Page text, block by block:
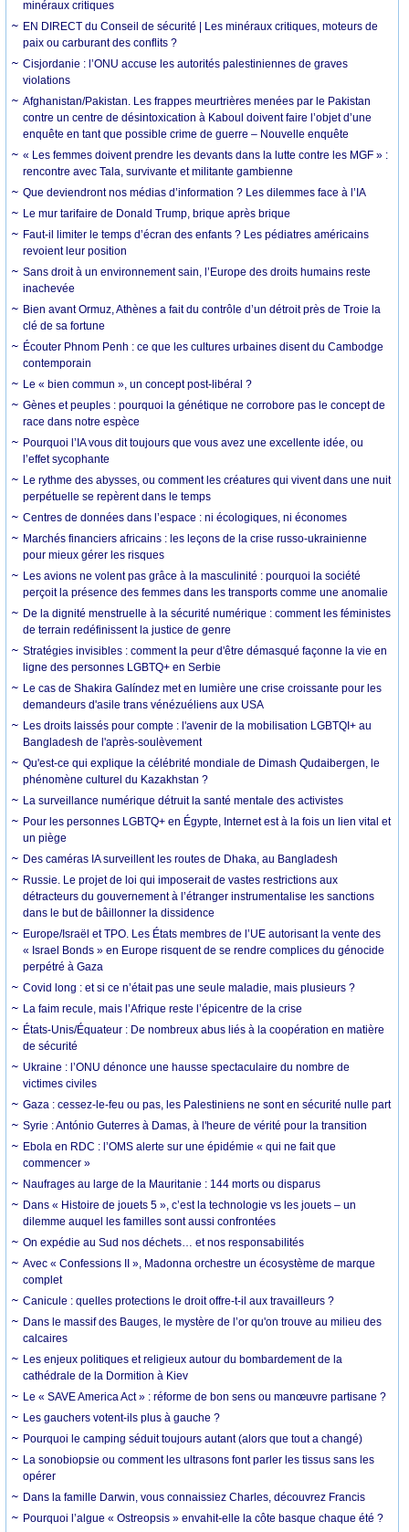
minéraux critiques
EN DIRECT du Conseil de sécurité | Les minéraux critiques, moteurs de
paix ou carburant des conflits ?
Cisjordanie : l’ONU accuse les autorités palestiniennes de graves
violations
Afghanistan/Pakistan. Les frappes meurtrières menées par le Pakistan
contre un centre de désintoxication à Kaboul doivent faire l’objet d’une
enquête en tant que possible crime de guerre – Nouvelle enquête
« Les femmes doivent prendre les devants dans la lutte contre les MGF » :
rencontre avec Tala, survivante et militante gambienne
Que deviendront nos médias d’information ? Les dilemmes face à l’IA
Le mur tarifaire de Donald Trump, brique après brique
Faut-il limiter le temps d’écran des enfants ? Les pédiatres américains
revoient leur position
Sans droit à un environnement sain, l’Europe des droits humains reste
inachevée
Bien avant Ormuz, Athènes a fait du contrôle d’un détroit près de Troie la
clé de sa fortune
Écouter Phnom Penh : ce que les cultures urbaines disent du Cambodge
contemporain
Le « bien commun », un concept post-libéral ?
Gènes et peuples : pourquoi la génétique ne corrobore pas le concept de
race dans notre espèce
Pourquoi l’IA vous dit toujours que vous avez une excellente idée, ou
l’effet sycophante
Le rythme des abysses, ou comment les créatures qui vivent dans une nuit
perpétuelle se repèrent dans le temps
Centres de données dans l’espace : ni écologiques, ni économes
Marchés financiers africains : les leçons de la crise russo-ukrainienne
pour mieux gérer les risques
Les avions ne volent pas grâce à la masculinité : pourquoi la société
perçoit la présence des femmes dans les transports comme une anomalie
De la dignité menstruelle à la sécurité numérique : comment les féministes
de terrain redéfinissent la justice de genre
Stratégies invisibles : comment la peur d'être démasqué façonne la vie en
ligne des personnes LGBTQ+ en Serbie
Le cas de Shakira Galíndez met en lumière une crise croissante pour les
demandeurs d'asile trans vénézuéliens aux USA
Les droits laissés pour compte : l'avenir de la mobilisation LGBTQI+ au
Bangladesh de l'après-soulèvement
Qu'est-ce qui explique la célébrité mondiale de Dimash Qudaibergen, le
phénomène culturel du Kazakhstan ?
La surveillance numérique détruit la santé mentale des activistes
Pour les personnes LGBTQ+ en Égypte, Internet est à la fois un lien vital et
un piège
Des caméras IA surveillent les routes de Dhaka, au Bangladesh
Russie. Le projet de loi qui imposerait de vastes restrictions aux
détracteurs du gouvernement à l’étranger instrumentalise les sanctions
dans le but de bâillonner la dissidence
Europe/Israël et TPO. Les États membres de l’UE autorisant la vente des
« Israel Bonds » en Europe risquent de se rendre complices du génocide
perpétré à Gaza
Covid long : et si ce n’était pas une seule maladie, mais plusieurs ?
La faim recule, mais l’Afrique reste l’épicentre de la crise
États-Unis/Équateur : De nombreux abus liés à la coopération en matière
de sécurité
Ukraine : l’ONU dénonce une hausse spectaculaire du nombre de
victimes civiles
Gaza : cessez-le-feu ou pas, les Palestiniens ne sont en sécurité nulle part
Syrie : António Guterres à Damas, à l'heure de vérité pour la transition
Ebola en RDC : l’OMS alerte sur une épidémie « qui ne fait que
commencer »
Naufrages au large de la Mauritanie : 144 morts ou disparus
Dans « Histoire de jouets 5 », c’est la technologie vs les jouets – un
dilemme auquel les familles sont aussi confrontées
On expédie au Sud nos déchets… et nos responsabilités
Avec « Confessions II », Madonna orchestre un écosystème de marque
complet
Canicule : quelles protections le droit offre-t-il aux travailleurs ?
Dans le massif des Bauges, le mystère de l’or qu'on trouve au milieu des
calcaires
Les enjeux politiques et religieux autour du bombardement de la
cathédrale de la Dormition à Kiev
Le « SAVE America Act » : réforme de bon sens ou manœuvre partisane ?
Les gauchers votent-ils plus à gauche ?
Pourquoi le camping séduit toujours autant (alors que tout a changé)
La sonobiopsie ou comment les ultrasons font parler les tissus sans les
opérer
Dans la famille Darwin, vous connaissiez Charles, découvrez Francis
Pourquoi l’algue « Ostreopsis » envahit-elle la côte basque chaque été ?